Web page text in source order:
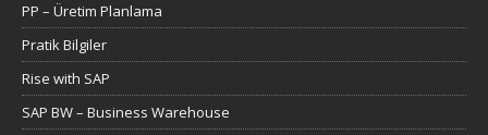
PP – Üretim Planlama
Pratik Bilgiler
Rise with SAP
SAP BW – Business Warehouse